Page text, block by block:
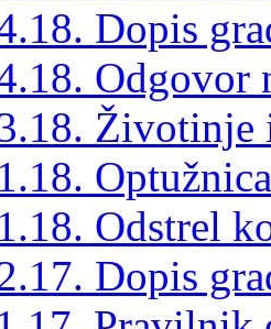
Dopis
Životinje
Odstrel
Dopis